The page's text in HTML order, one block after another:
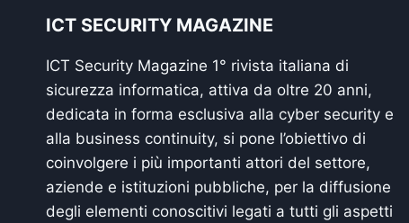
ICT SECURITY MAGAZINE
ICT Security Magazine 1° rivista italiana di
sicurezza informatica, attiva da oltre 20 anni,
dedicata in forma esclusiva alla cyber security e
alla business continuity, si pone l’obiettivo di
coinvolgere i più importanti attori del settore,
aziende e istituzioni pubbliche, per la diffusione
degli elementi conoscitivi legati a tutti gli aspetti